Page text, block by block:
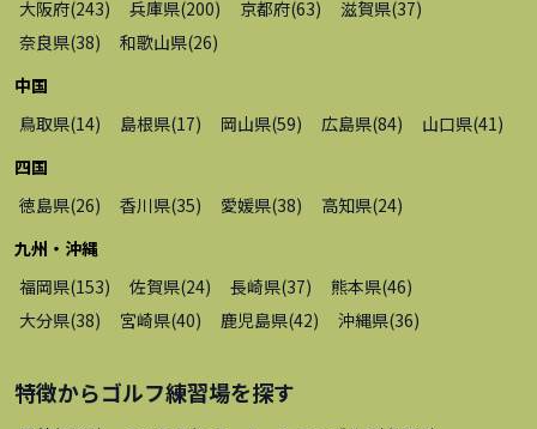
大阪府(243) 兵庫県(200) 京都府(63) 滋賀県(37)
奈良県(38) 和歌山県(26)
中国
鳥取県(14) 島根県(17) 岡山県(59) 広島県(84) 山口県(41 )
四国
徳島県(26) 香川県(35) 愛媛県(38) 高知県(24)
九州・沖縄
福岡県(153) 佐賀県(24) 長崎県(37) 熊本県(46)
大分県(38) 宮崎県(40) 鹿児島県(42) 沖縄県(36)
特徴からゴルフ練習場を探す